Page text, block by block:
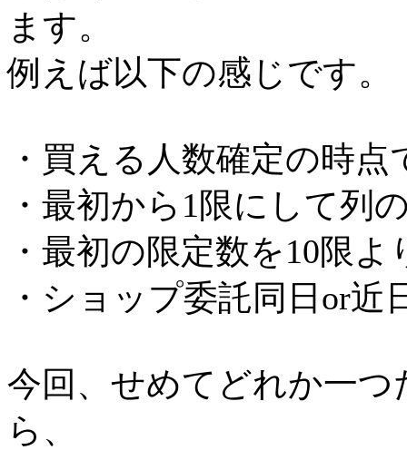
ます。
例えば以下の感じです。
・買える人数確定の時
・最初から1限にして列
・最初の限定数を10限よ
・ショップ委託同日or近
今回、せめてどれか一
ら、